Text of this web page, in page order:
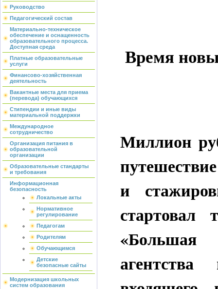
Руководство
Педагогический состав
Материально-техническое
обеспечение и оснащенность
образовательного процесса.
Доступная среда
Платные образовательные
услуги
Финансово-хозяйственная
деятельность
Вакантные места для приема
(перевода) обучающихся
Стипендии и иные виды
материальной поддержки
Международное
сотрудничество
Организация питания в
образовательной
организации
Образовательные стандарты
и требования
Информационная
безопасность
Локальные акты
Нормативное
регулирование
Педагогам
Родителям
Обучающимся
Детские
безопасные сайты
Модернизация школьных
систем образования
Время
Миллион
и
стартовал
«Большая